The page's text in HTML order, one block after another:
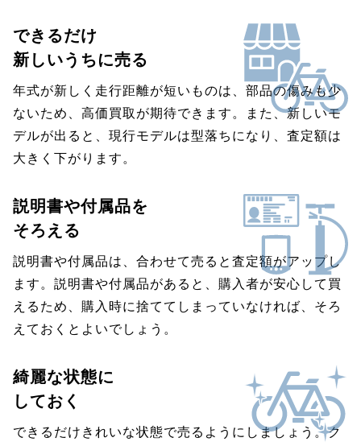
できるだけ
新しいうちに売る
年式が新しく走行距離が短いものは、部品の傷みも少
ないため、高価買取が期待できます。また、新しいモ
デルが出ると、現行モデルは型落ちになり、査定額は
大きく下がります。
説明書や付属品を
そろえる
説明書や付属品は、合わせて売ると査定額がアップし
ます。説明書や付属品があると、購入者が安心して買
えるため、購入時に捨ててしまっていなければ、そろ
えておくとよいでしょう。
綺麗な状態に
しておく
できるだけきれいな状態で売るようにしましょう。ク